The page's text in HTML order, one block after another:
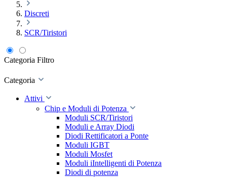
Discreti
SCR/Tiristori
Categoria Filtro
Categoria
Attivi
Chip e Moduli di Potenza
Moduli SCR/Tiristori
Moduli e Array Diodi
Diodi Rettificatori a Ponte
Moduli IGBT
Moduli Mosfet
Moduli iIntelligenti di Potenza
Diodi di potenza